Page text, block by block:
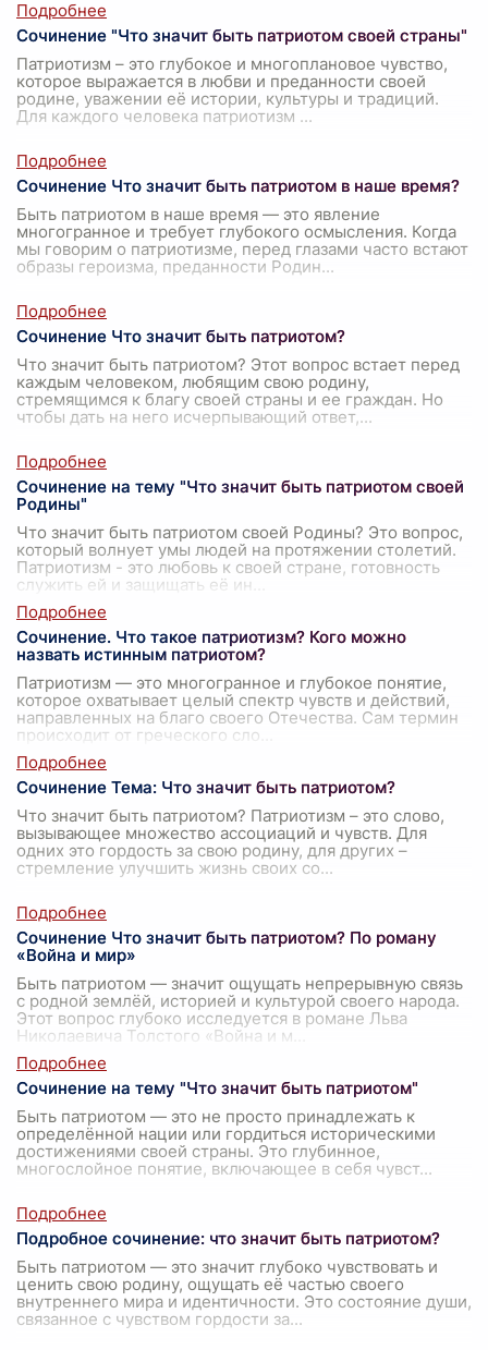
Сочинение "Что значит быть патриотом своей страны"
Патриотизм – это глубокое и многоплановое чувство,
которое выражается в любви и преданности своей
родине, уважении её истории, культуры и традиций.
Для каждого человека патриотизм ...
Сочинение Что значит быть патриотом в наше время?
Быть патриотом в наше время — это явление
многогранное и требует глубокого осмысления. Когда
мы говорим о патриотизме, перед глазами часто встают
образы героизма, преданности Родин...
Сочинение Что значит быть патриотом?
Что значит быть патриотом? Этот вопрос встает перед
каждым человеком, любящим свою родину,
стремящимся к благу своей страны и ее граждан. Но
чтобы дать на него исчерпывающий ответ,...
Сочинение на тему "Что значит быть патриотом своей
Родины"
Что значит быть патриотом своей Родины? Это вопрос,
который волнует умы людей на протяжении столетий.
Патриотизм - это любовь к своей стране, готовность
служить ей и защищать её ин
Сочинение. Что такое патриотизм? Кого можно
назвать истинным патриотом?
Патриотизм — это многогранное и глубокое понятие,
которое охватывает целый спектр чувств и действий,
направленных на благо своего Отечества. Сам термин
происходит от греческого сло
Сочинение Тема: Что значит быть патриотом?
Что значит быть патриотом? Патриотизм – это слово,
вызывающее множество ассоциаций и чувств. Для
одних это гордость за свою родину, для других –
стремление улучшить жизнь своих со...
Сочинение Что значит быть патриотом? По роману
«Война и мир»
Быть патриотом — значит ощущать непрерывную связь
с родной землёй, историей и культурой своего народа.
Этот вопрос глубоко исследуется в романе Льва
Николаевича Толстого «Война и м
Сочинение на тему "Что значит быть патриотом"
Быть патриотом — это не просто принадлежать к
определённой нации или гордиться историческими
достижениями своей страны. Это глубинное,
многослойное понятие, включающее в себя чувст...
Подробное сочинение: что значит быть патриотом?
Быть патриотом — это значит глубоко чувствовать и
ценить свою родину, ощущать её частью своего
внутреннего мира и идентичности. Это состояние души,
связанное с чувством гордости за...